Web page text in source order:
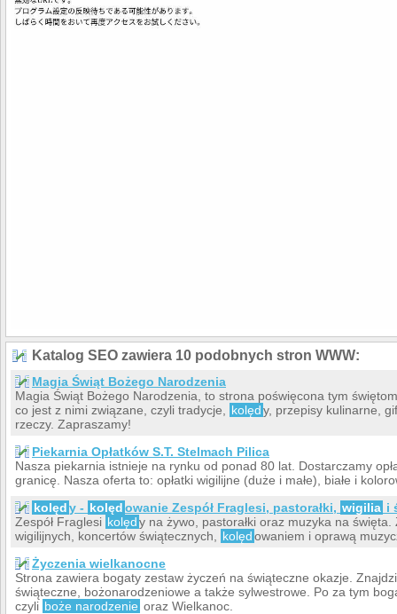
Katalog SEO zawiera 10 podobnych stron WWW:
Magia Świąt Bożego Narodzenia
Magia Świąt Bożego Narodzenia, to strona poświęcona tym
co jest z nimi związane, czyli tradycje,
kolędy, przepisy kulinarne,
rzeczy. Zapraszamy!
Piekarnia Opłatków S.T. Stelmach Pilica
Nasza piekarnia istnieje na rynku od ponad 80 lat. Dostarczamy
granicę. Nasza oferta to: opłatki wigilijne (duże i małe), białe i
kolędy - kolędowanie Zespół Fraglesi, pastorałki, wigilia i
Zespół Fraglesi kolędy na żywo, pastorałki oraz muzyka na
wigilijnych, koncertów świątecznych,
kolędowaniem i oprawą
Życzenia wielkanocne
Strona zawiera bogaty zestaw życzeń na świąteczne okazje.
świąteczne, bożonarodzeniowe a także sylwestrowe. Po za tym
czyli boże narodzenie oraz Wielkanoc.